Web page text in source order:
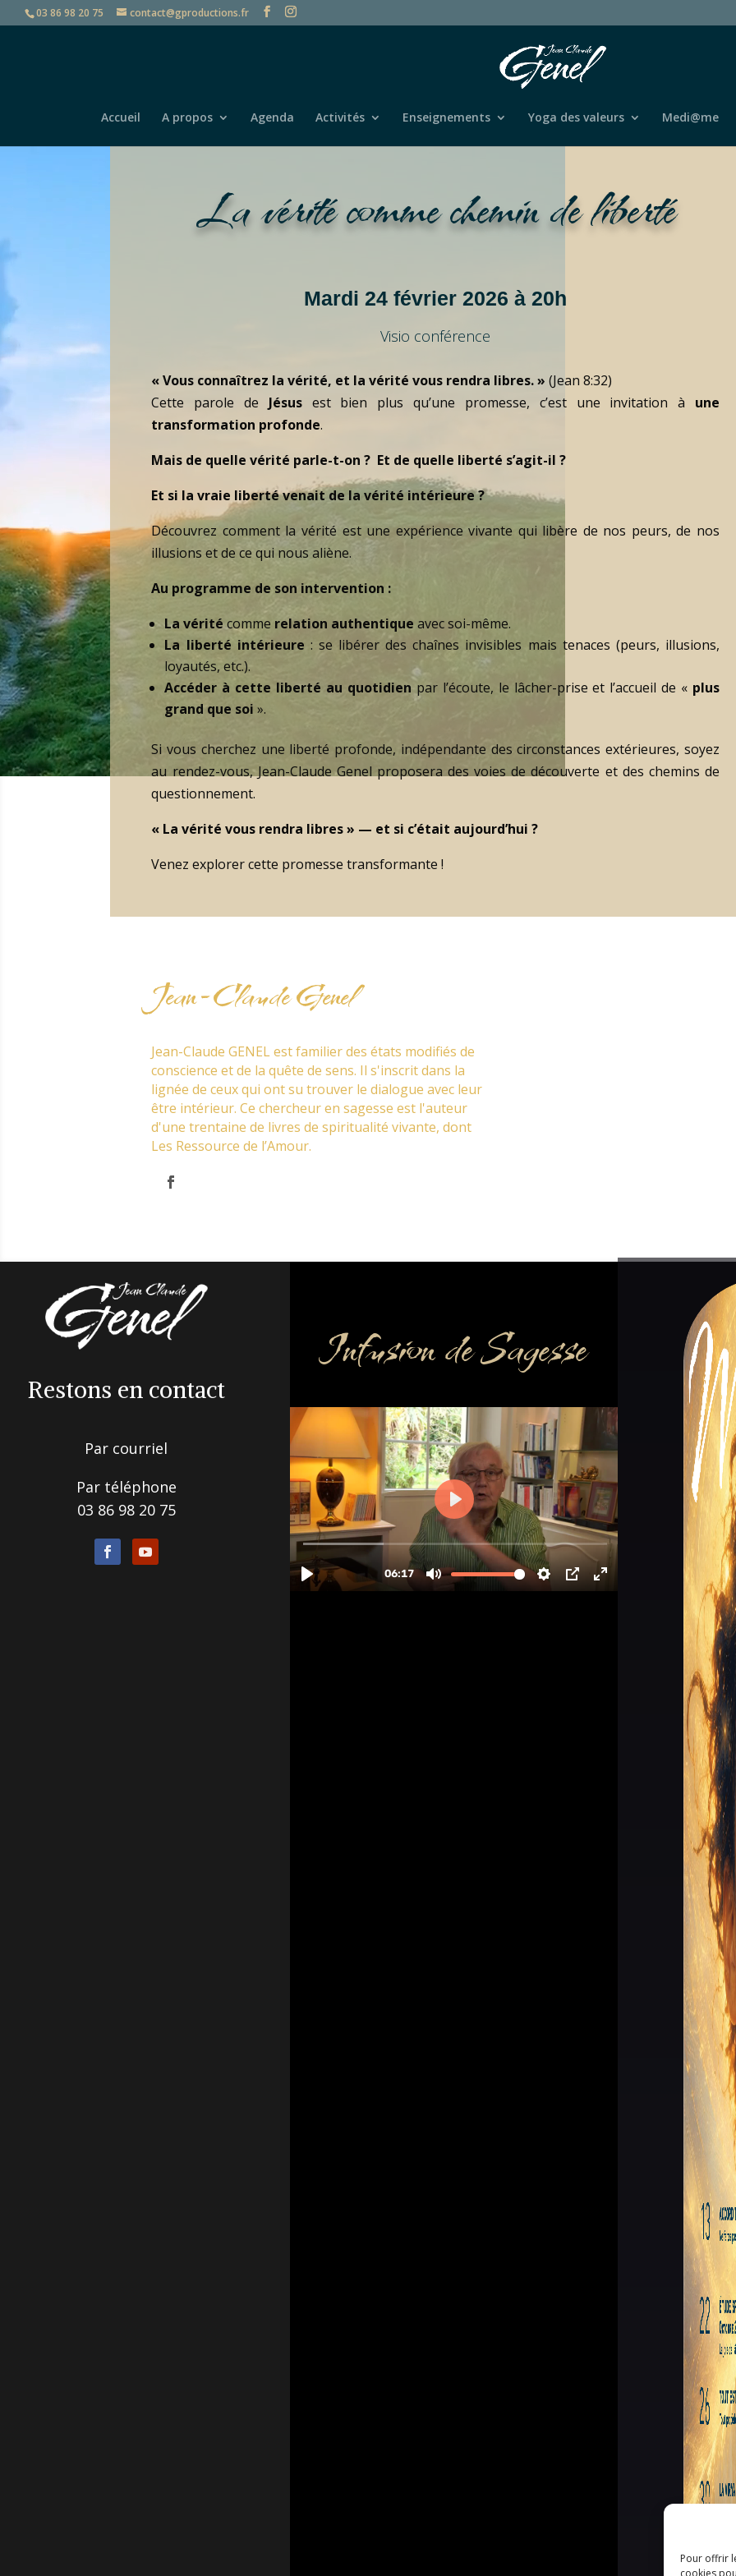
Pour offrir
cookies
03 86 98 20 75 contact@gproductions.fr
Accueil A propos Agenda Activités Enseignements Yoga des valeurs Medi@me
La vérité comme chemin de liberté
Mardi 24 février 2026 à 20h
Visio conférence
« Vous connaîtrez la vérité, et la vérité vous rendra libres. » (Jean 8:32)
Cette parole de Jésusest bien plus qu’une promesse, c’est une invitation à une
transformation profonde.
Mais de quelle vérité parle-t-on ? Et de quelle liberté s’agit-il ?
Et si la vraie liberté venait de la vérité intérieure ?
Découvrez comment la vérité est une expérience vivante qui libère de nos peurs, de nos
illusions et de ce qui nous aliène.
Au programme de son intervention :
La véritécomme relation authentique avec soi-même.
La liberté intérieure : se libérer des chaînes invisibles mais tenaces (peurs, illusions,
loyautés, etc.).
Accéder à cette liberté au quotidien par l’écoute, le lâcher-prise et l’accueil de « plus
grand que soi ».
Si vous cherchez une liberté profonde, indépendante des circonstances extérieures, soyez
au rendez-vous, Jean-Claude Genel proposera des voies de découverte et des chemins de
questionnement.
« La vérité vous rendra libres » — et si c’était aujourd’hui ?
Venez explorer cette promesse transformante !
Jean-Claude Genel
Jean-Claude GENEL est familier des états modifiés de
conscience et de la quête de sens. Il s'inscrit dans la
lignée de ceux qui ont su trouver le dialogue avec leur
être intérieur. Ce chercheur en sagesse est l'auteur
d'une trentaine de livres de spiritualité vivante, dont
Les Ressource de l’Amour.
Restons en contact
Par courriel
Par téléphone
03 86 98 20 75
Infusion de Sagesse